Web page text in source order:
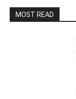
MOST READ